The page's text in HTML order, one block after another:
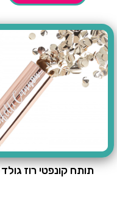
תותח קונפטי רוז גולד